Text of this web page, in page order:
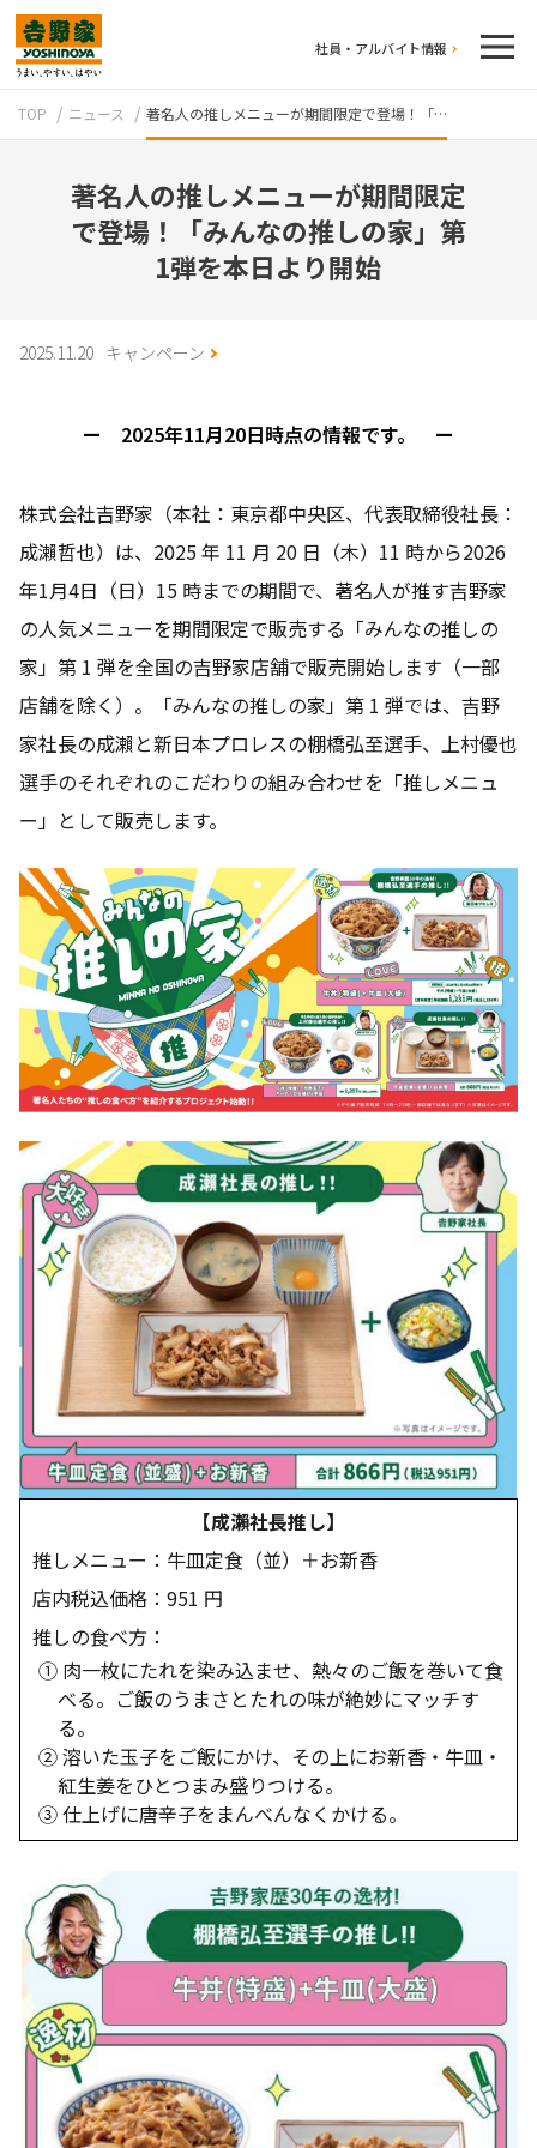
社員・アルバイト情報
牛丼のこだわり 吉野家の歴史
TOP ニュース 著名人の推しメニューが期間限定で登場！「…
著名人の推しメニューが期間限定
で登場！「みんなの推しの家」第
1弾を本日より開始
2025.11.20 キャンペーン
ー 2025年11月20日時点の情報です。 ー
株式会社吉野家（本社：東京都中央区、代表取締役社長：
成瀨哲也）は、2025 年 11 月 20 日（木）11 時から2026
年1月4日（日）15 時までの期間で、著名人が推す吉野家
の人気メニューを期間限定で販売する「みんなの推しの
家」第 1 弾を全国の吉野家店舗で販売開始します（一部
店舗を除く）。「みんなの推しの家」第 1 弾では、吉野
家社長の成瀨と新日本プロレスの棚橋弘至選手、上村優也
選手のそれぞれのこだわりの組み合わせを「推しメニュ
ー」として販売します。
【成瀨社長推し】
推しメニュー：牛皿定食（並）＋お新香
店内税込価格：951 円
推しの食べ方：
① 肉一枚にたれを染み込ませ、熱々のご飯を巻いて食
べる。ご飯のうまさとたれの味が絶妙にマッチす
る。
② 溶いた玉子をご飯にかけ、その上にお新香・牛皿・
紅生姜をひとつまみ盛りつける。
③ 仕上げに唐辛子をまんべんなくかける。